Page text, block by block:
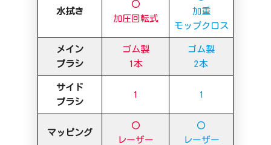
水拭き
〇
加圧回転式
加重
モップクロス
メイン
ブラシ
ゴム製
1本
ゴム製
2本
サイド
ブラシ
1 1
マッピング
〇
レーザー
〇
レーザー